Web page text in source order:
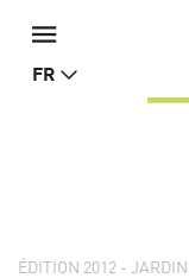
FR
ÉDITION 2012 -